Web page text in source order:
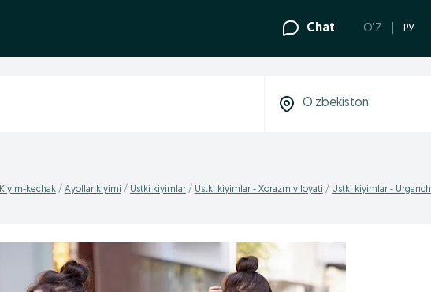
Chat O'Z РУ
Kiyim-kechak Ayollar kiyimi Ustki kiyimlar Ustki kiyimlar - Xorazm viloyati Ustki kiyimlar - Urganch